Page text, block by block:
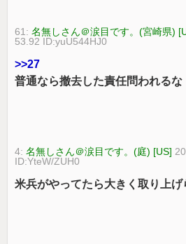
61:名無しさん＠涙目です。(宮崎県)
53.92 ID:yuU544HJ0
>>27
普通なら撤去した責任問われるな
4:名無しさん＠涙目です。(庭) [US]
ID:YteW/ZUH0
米兵がやってたら大きく取り上げ